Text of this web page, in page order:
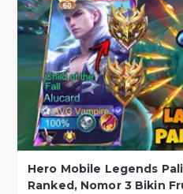
Hero Mobile Legends
Ranked, Nomor 3 Bikin